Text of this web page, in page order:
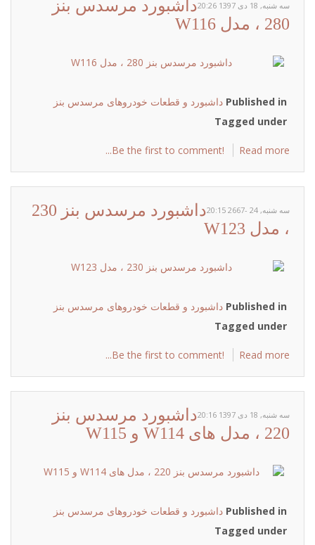
سه شنبه, 18 دی 1397 20:26
داشبورد مرسدس بنز
280 ، مدل W116
Published in داشبورد و قطعات خودروهای مرسدس بنز
Tagged under
Be the first to comment! Read more...
سه شنبه, 24 -2667 20:15
داشبورد مرسدس بنز 230
، مدل W123
Published in داشبورد و قطعات خودروهای مرسدس بنز
Tagged under
Be the first to comment! Read more...
سه شنبه, 18 دی 1397 20:16
داشبورد مرسدس بنز
220 ، مدل های W114 و W115
Published in داشبورد و قطعات خودروهای مرسدس بنز
Tagged under